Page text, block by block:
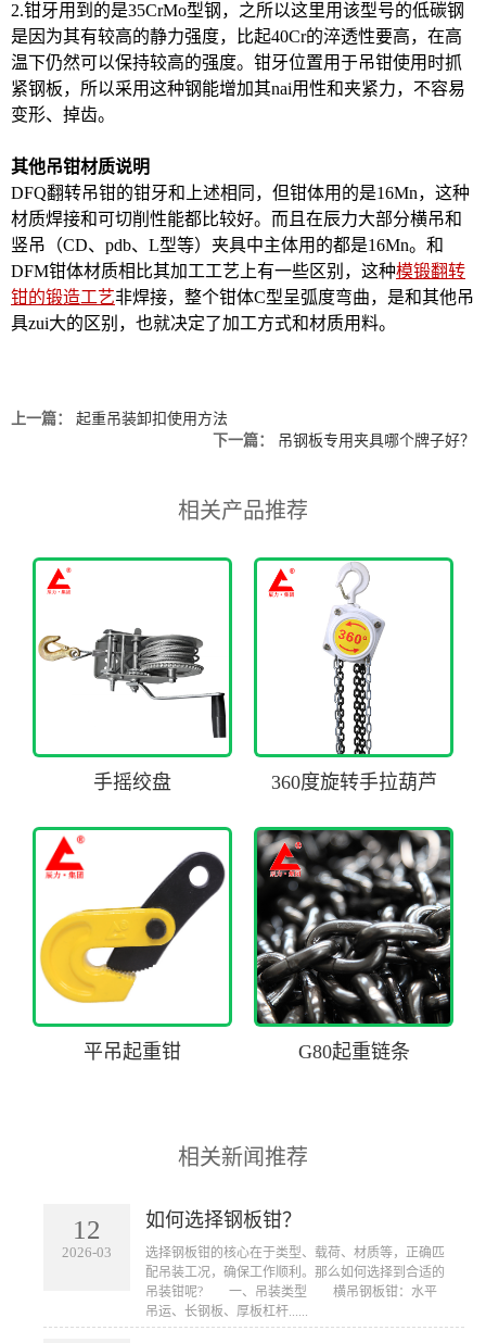
2.钳牙用到的是35CrMo型钢，之所以这里用该型号的低碳钢
是因为其有较高的静力强度，比起40Cr的淬透性要高，在高
温下仍然可以保持较高的强度。钳牙位置用于吊钳使用时抓
紧钢板，所以采用这种钢能增加其nai用性和夹紧力，不容易
变形、掉齿。
其他吊钳材质说明
DFQ翻转吊钳的钳牙和上述相同，但钳体用的是16Mn，这种
材质焊接和可切削性能都比较好。而且在辰力大部分横吊和
竖吊（CD、pdb、L型等）夹具中主体用的都是16Mn。和
DFM钳体材质相比其加工工艺上有一些区别，这种模锻翻转
钳的锻造工艺非焊接，整个钳体C型呈弧度弯曲，是和其他吊
具zui大的区别，也就决定了加工方式和材质用料。
上一篇：
起重吊装卸扣使用方法
下一篇：
吊钢板专用夹具哪个牌子好？
相关产品推荐
手摇绞盘 360度旋转手拉葫芦
平吊起重钳 G80起重链条
相关新闻推荐
12
2026-03
如何选择钢板钳？
​选择钢板钳的核心在于类型、载荷、材质等，正确匹
配吊装工况，确保工作顺利。那么如何选择到合适的
吊装钳呢? 一、吊装类型 横吊钢板钳：水平
吊运、长钢板、厚板杠杆......